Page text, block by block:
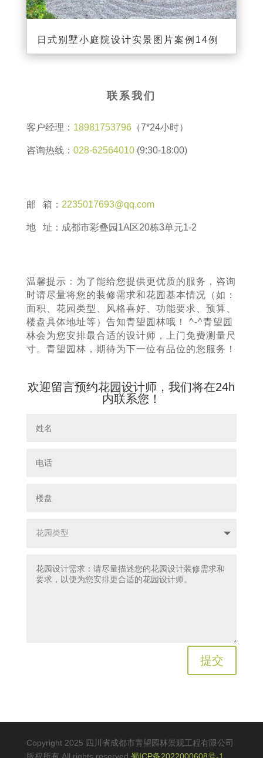
日式别墅小庭院设计实景图片案例14例
联系我们
客户经理： 18981753796（7*24小时）
咨询热线： 028-62564010(9:30-18:00)
邮 箱： 2235017693@qq.com
地 址：成都市彩叠园1A区20栋3单元1-2
温馨提示：为了能给您提供更优质的服务，咨询
时请尽量将您的装修需求和花园基本情况（如：
面积、花园类型、风格喜好、功能要求、预算、
楼盘具体地址等）告知青望园林哦！ ^-^青望园
林会为您安排最合适的设计师，上门免费测量尺
寸。青望园林，期待为下一位有品位的您服务！
欢迎留言预约花园设计师，我们将在24h
内联系您！
提交
Copyright 2025 四川省成都市青望园林景观工程有限公司